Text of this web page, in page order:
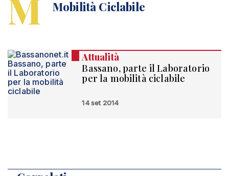
M Mobilità Ciclabile
Attualità
Bassano, parte il Laboratorio
per la mobilità ciclabile
14 set 2014